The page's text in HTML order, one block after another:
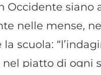
Occidente siano
nelle mense,
scuola:
piatto di ogni